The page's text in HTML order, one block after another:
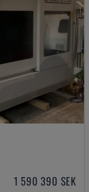
1 590 390 SEK